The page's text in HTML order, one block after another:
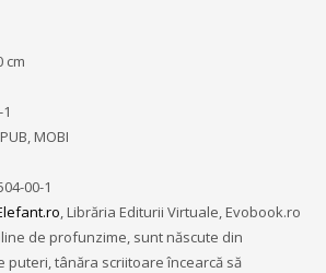
cm
MOBI
00-1
, Librăria Editurii Virtuale, Evobook.ro
de profunzime, sunt născute din
puteri, tânăra scriitoare încearcă să